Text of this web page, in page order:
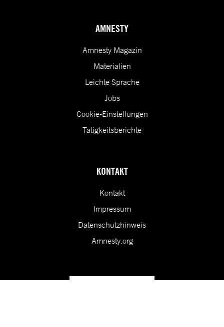
AMNESTY
Amnesty Magazin
Materialien
Leichte Sprache
Jobs
Cookie-Einstellungen
Tätigkeitsberichte
KONTAKT
Kontakt
Impressum
Datenschutzhinweis
Amnesty.org